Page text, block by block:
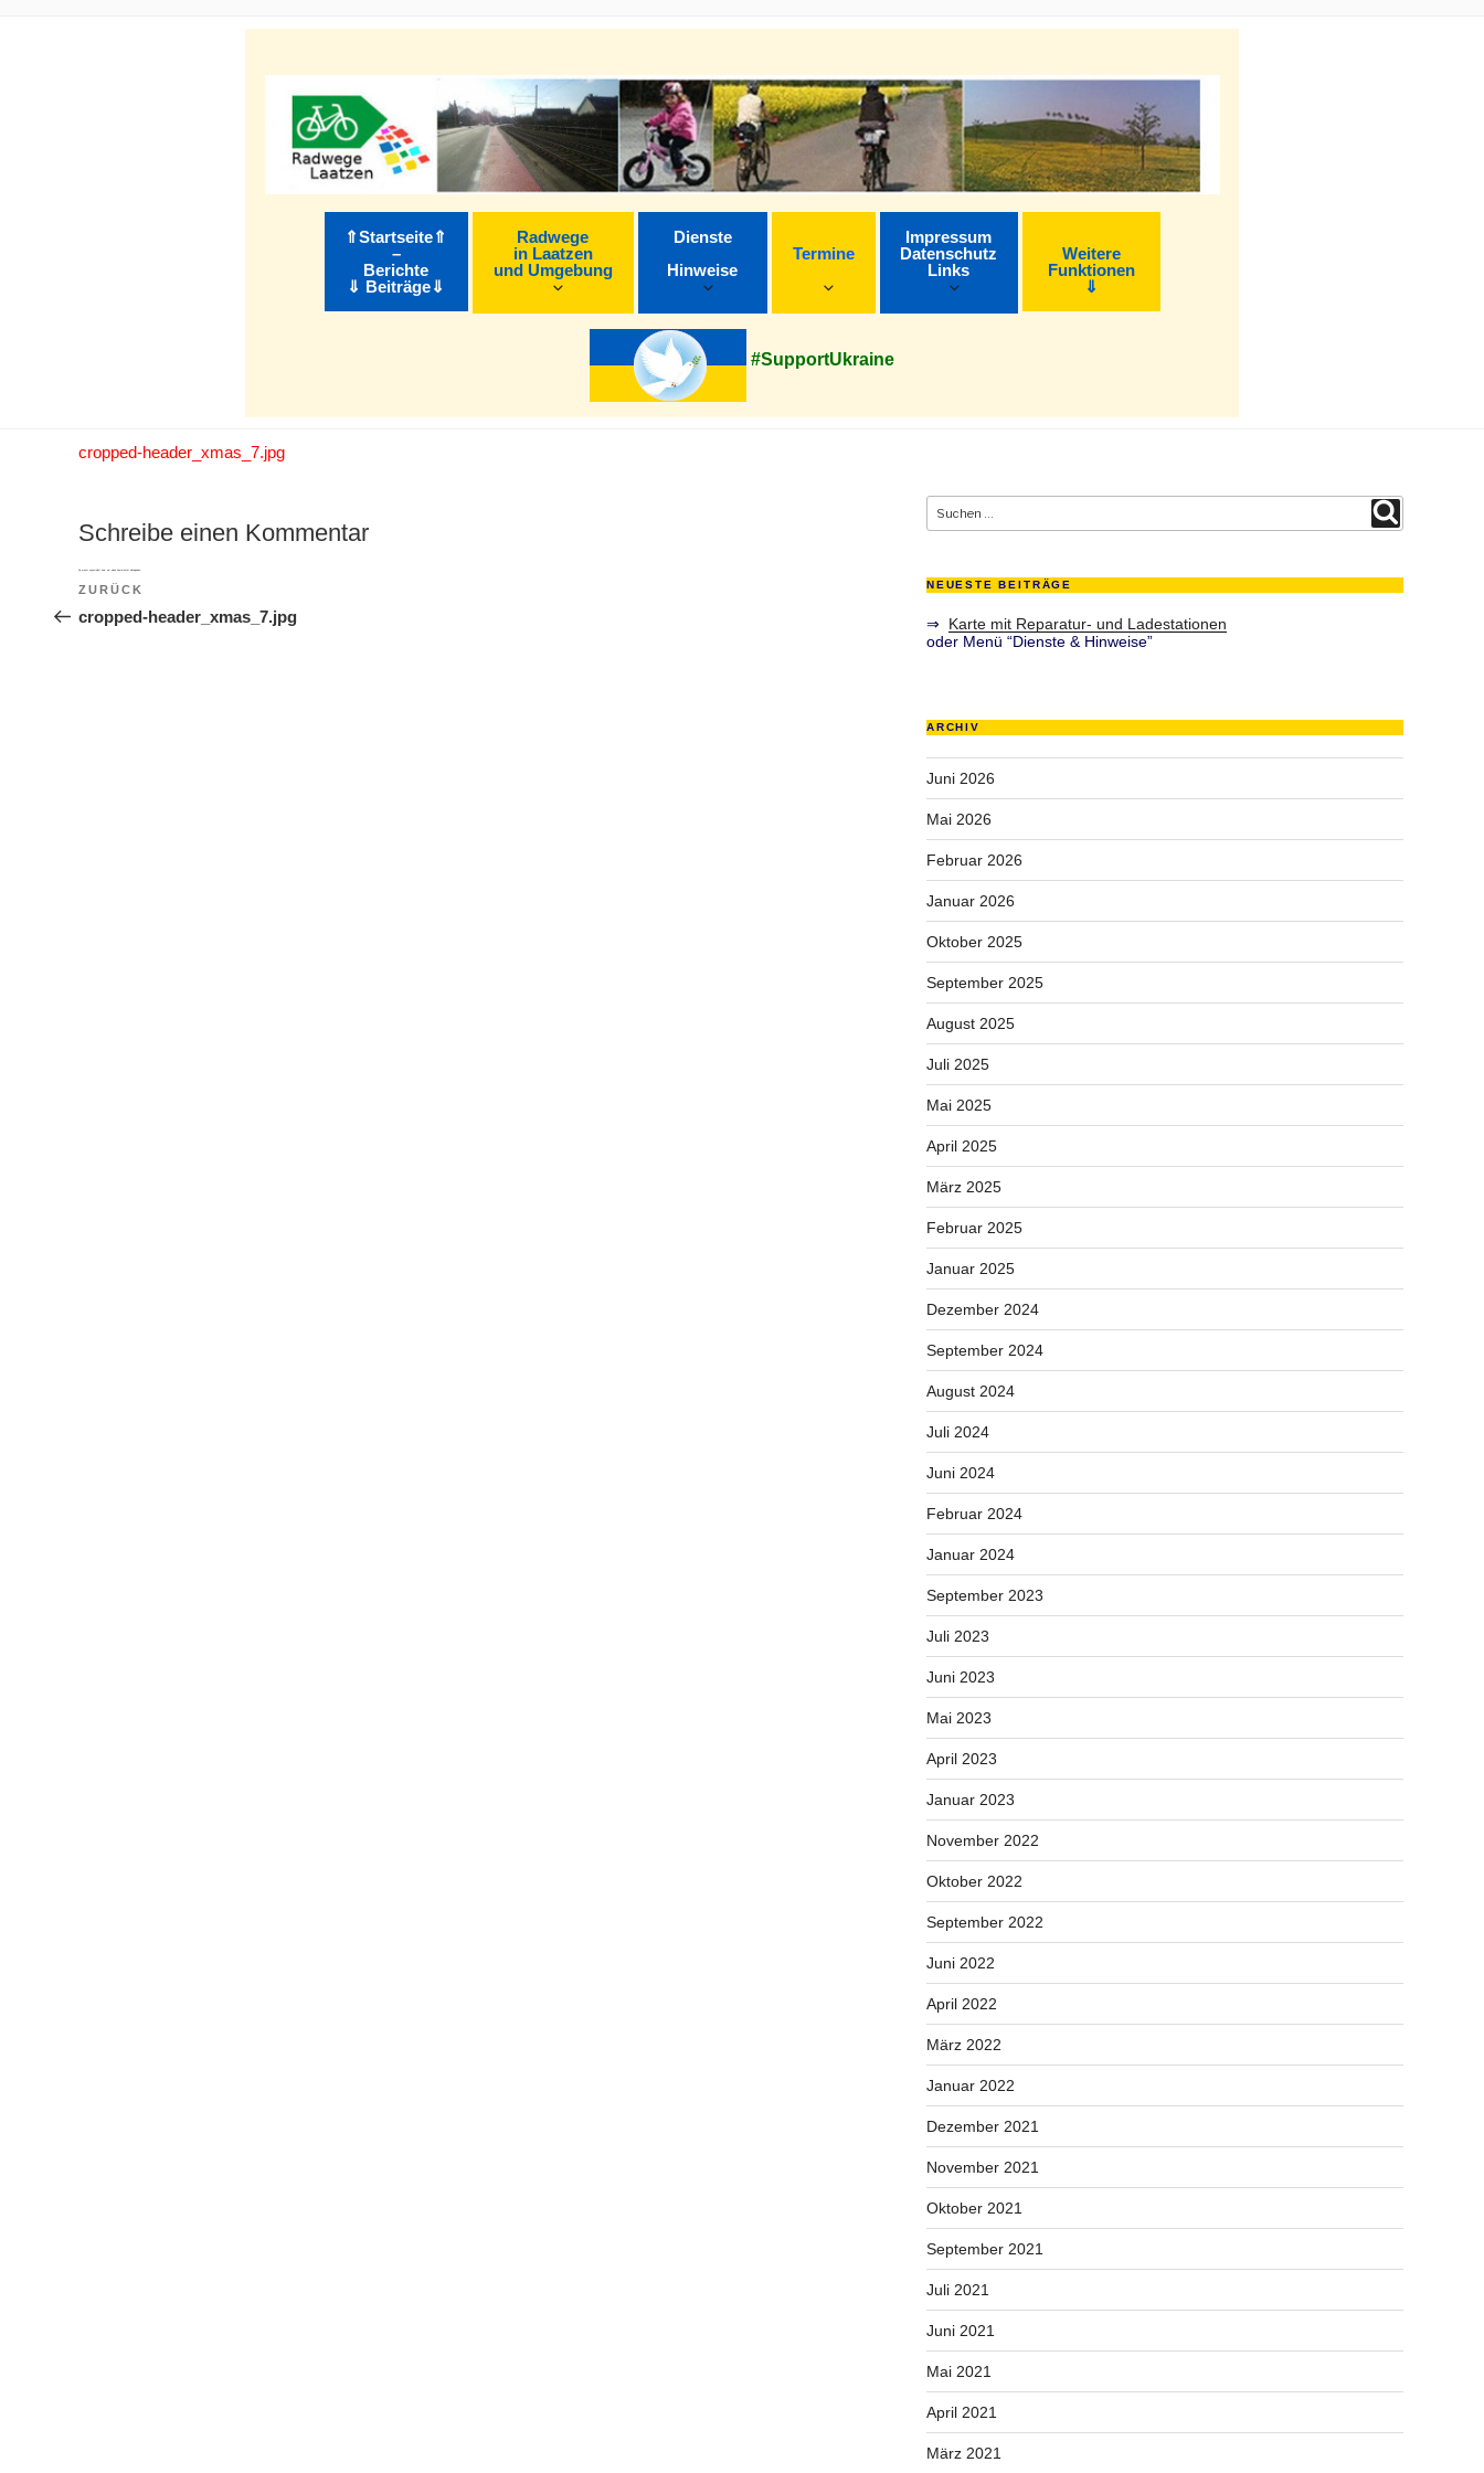
⇑Startseite⇑
–
Berichte
⇓ Beiträge⇓
Radwege
in Laatzen
und Umgebung
Dienste
Hinweise
Termine
Impressum
Datenschutz
Links
Weitere
Funktionen
⇓
#SupportUkraine
cropped-header_xmas_7.jpg
Schreibe einen Kommentar
ZURÜCK
cropped-header_xmas_7.jpg
Suche
nach:
NEUESTE BEITRÄGE
⇒ Karte mit Reparatur- und Ladestationen
oder Menü “Dienste & Hinweise”
ARCHIV
Juni 2026
Mai 2026
Februar 2026
Januar 2026
Oktober 2025
September 2025
August 2025
Juli 2025
Mai 2025
April 2025
März 2025
Februar 2025
Januar 2025
Dezember 2024
September 2024
August 2024
Juli 2024
Juni 2024
Februar 2024
Januar 2024
September 2023
Juli 2023
Juni 2023
Mai 2023
April 2023
Januar 2023
November 2022
Oktober 2022
September 2022
Juni 2022
April 2022
März 2022
Januar 2022
Dezember 2021
November 2021
Oktober 2021
September 2021
Juli 2021
Juni 2021
Mai 2021
April 2021
März 2021